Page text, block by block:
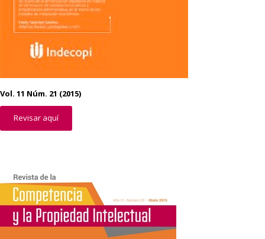
Vol. 11 Núm. 21 (2015)
Revisar aquí